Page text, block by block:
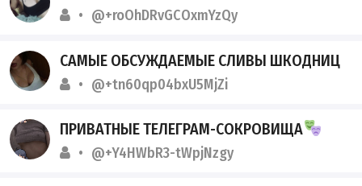
@+roOhDRvGCOxmYzQy
САМЫЕ ОБСУЖДАЕМЫЕ СЛИВЫ ШКОДНИЦ
@+tn60qp04bxU5MjZi
ПРИВАТНЫЕ ТЕЛЕГРАМ-СОКРОВИЩА
@+Y4HWbR3-tWpjNzgy